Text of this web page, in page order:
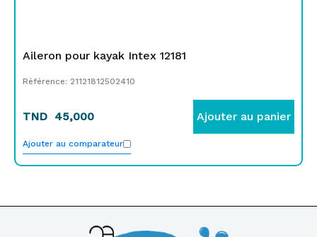
Aileron pour kayak Intex 12181
Référence: 21121812502410
TND 45,000 Ajouter au panier
Ajouter au comparateur